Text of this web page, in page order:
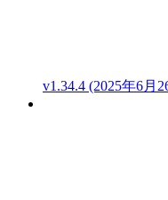
v1.34.4 (2025年6月